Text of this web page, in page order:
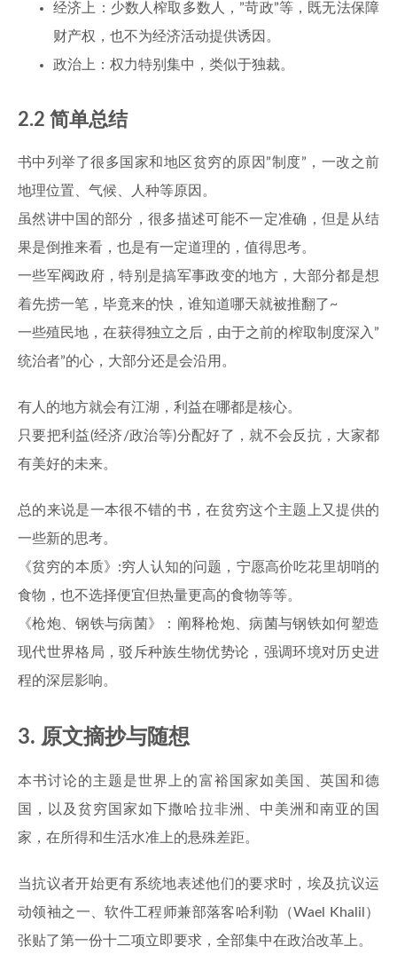
经济上：少数人榨取多数人，”苛政”等，既无法保障
财产权，也不为经济活动提供诱因。
政治上：权力特别集中，类似于独裁。
2.2 简单总结
书中列举了很多国家和地区贫穷的原因”制度”，一改之前
地理位置、气候、人种等原因。
虽然讲中国的部分，很多描述可能不一定准确，但是从结
果是倒推来看，也是有一定道理的，值得思考。
一些军阀政府，特别是搞军事政变的地方，大部分都是想
着先捞一笔，毕竟来的快，谁知道哪天就被推翻了~
一些殖民地，在获得独立之后，由于之前的榨取制度深入”
统治者”的心，大部分还是会沿用。
有人的地方就会有江湖，利益在哪都是核心。
只要把利益(经济/政治等)分配好了，就不会反抗，大家都
有美好的未来。
总的来说是一本很不错的书，在贫穷这个主题上又提供的
一些新的思考。
《贫穷的本质》:穷人认知的问题，宁愿高价吃花里胡哨的
食物，也不选择便宜但热量更高的食物等等。
《枪炮、钢铁与病菌》：阐释枪炮、病菌与钢铁如何塑造
现代世界格局，驳斥种族生物优势论，强调环境对历史进
程的深层影响。
3. 原文摘抄与随想
本书讨论的主题是世界上的富裕国家如美国、英国和德
国，以及贫穷国家如下撒哈拉非洲、中美洲和南亚的国
家，在所得和生活水准上的悬殊差距。
当抗议者开始更有系统地表述他们的要求时，埃及抗议运
动领袖之一、软件工程师兼部落客哈利勒（Wael Khalil）
张贴了第一份十二项立即要求，全部集中在政治改革上。